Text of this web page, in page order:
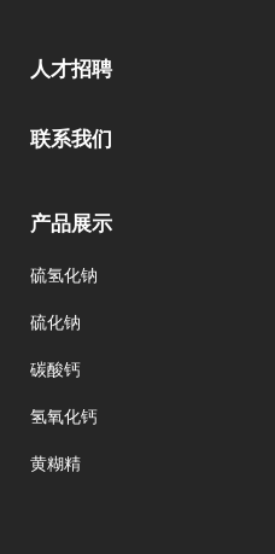
人才招聘
联系我们
产品展示
硫氢化钠
硫化钠
碳酸钙
氢氧化钙
黄糊精